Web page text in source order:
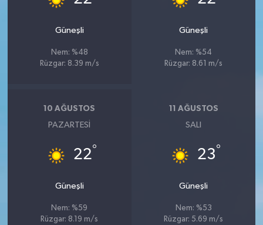
Güneşli
Nem: %48
Rüzgar: 8.39 m/s
Güneşli
Nem: %54
Rüzgar: 8.61 m/s
10 AĞUSTOS
PAZARTESI
22°
Güneşli
Nem: %59
Rüzgar: 8.19 m/s
11 AĞUSTOS
SALI
23°
Güneşli
Nem: %53
Rüzgar: 5.69 m/s